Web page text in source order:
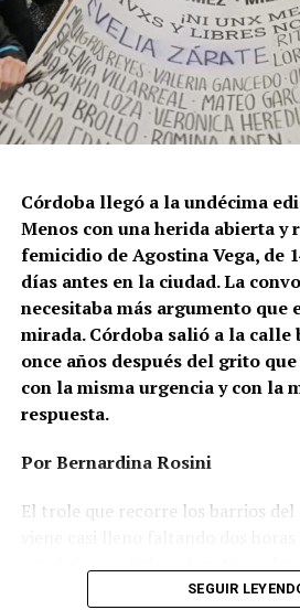
Ganar la vida: La
Su hijo Ciro tenía 120 veces más
Córdoba llegó a la undécima
Menos con una herida abierta y
femicidio de Agostina Vega, de
días antes en la ciudad. La
necesitaba más argumento que
mirada. Córdoba salió a la calle
once años después del grito
con la misma urgencia y con la
respuesta.
Por Bernardina Rosini
El trole que recorre los barrios del
parabrisas anticipa el motivo: el
Agostina Vega, 14 años. Era fácil
SEGUIR